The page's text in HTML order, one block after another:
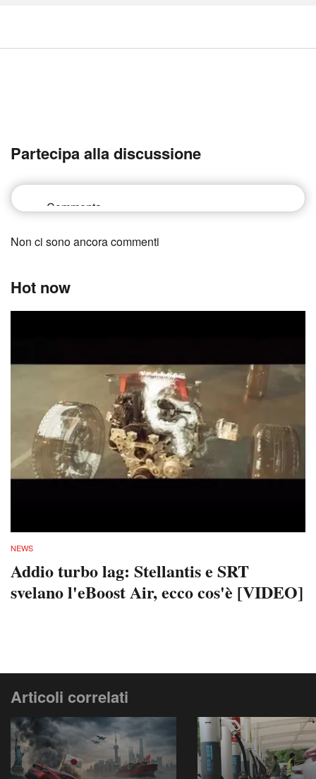
Partecipa alla discussione
Non ci sono ancora commenti
Hot now
NEWS
Addio turbo lag: Stellantis e SRT
svelano l'eBoost Air, ecco cos'è [VIDEO]
Articoli correlati